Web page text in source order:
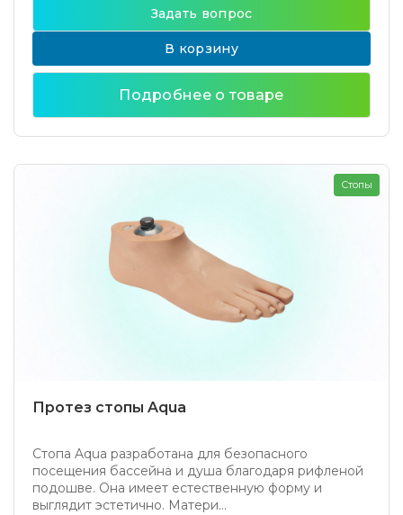
Задать вопрос
В корзину
Подробнее о товаре
Протез стопы Aqua
Стопа Aqua разработана для безопасного
посещения бассейна и душа благодаря рифленой
подошве. Она имеет естественную форму и
выглядит эстетично. Матери...
Стопы